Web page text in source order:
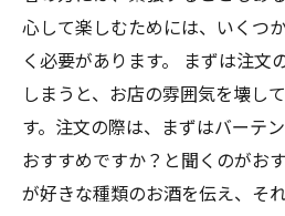
心して楽しむためには、いくつ
く必要があります。 まずは注文
しまうと、お店の雰囲気を壊し
す。注文の際は、まずはバーテ
おすすめですか？と聞くのがお
が好きな種類のお酒を伝え、そ